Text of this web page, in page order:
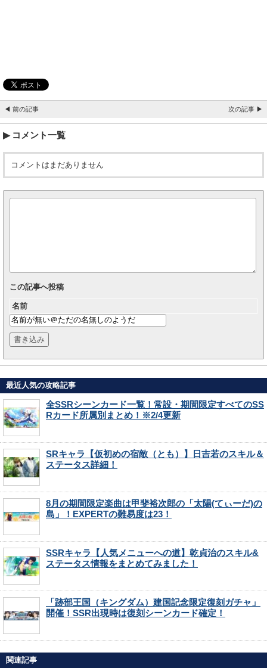
◀ 前の記事 次の記事 ▶
コメント一覧
コメントはまだありません
この記事へ投稿
名前
最近人気の攻略記事
全SSRシーンカード一覧！常設・期間限定すべてのSS
Rカード所属別まとめ！※2/4更新
SRキャラ【仮初めの宿敵（とも）】日吉若のスキル＆
ステータス詳細！
8月の期間限定楽曲は甲斐裕次郎の「太陽(てぃーだ)の
島」！EXPERTの難易度は23！
SSRキャラ【人気メニューへの道】乾貞治のスキル&
ステータス情報をまとめてみました！
「跡部王国（キングダム）建国記念限定復刻ガチャ」
開催！SSR出現時は復刻シーンカード確定！
関連記事